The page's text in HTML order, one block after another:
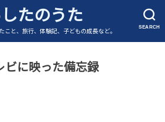
SEARCH
たのうた
こと、旅行、体験記、子どもの成長など。
ビに映った備忘録